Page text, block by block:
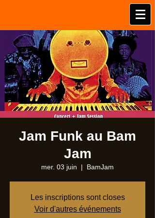
Jam Funk au Bam
Jam
mer. 03 juin
  |
BamJam
Les inscriptions sont closes
Voir d'autres événements